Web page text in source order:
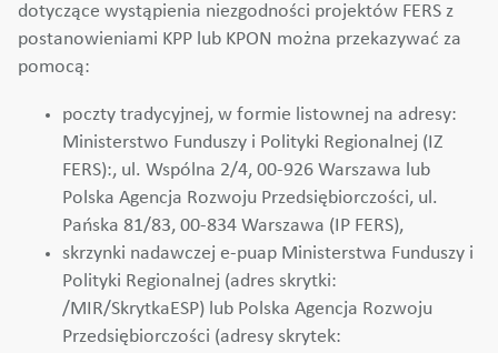
dotyczące wystąpienia niezgodności projektów FERS z
postanowieniami KPP lub KPON można przekazywać za
pomocą:
poczty tradycyjnej, w formie listownej na adresy:
Ministerstwo Funduszy i Polityki Regionalnej (IZ
FERS):, ul. Wspólna 2/4, 00-926 Warszawa lub
Polska Agencja Rozwoju Przedsiębiorczości, ul.
Pańska 81/83, 00-834 Warszawa (IP FERS),
skrzynki nadawczej e-puap Ministerstwa Funduszy i
Polityki Regionalnej (adres skrytki:
/MIR/SkrytkaESP) lub Polska Agencja Rozwoju
Przedsiębiorczości (adresy skrytek: